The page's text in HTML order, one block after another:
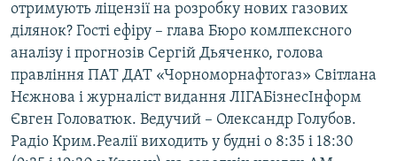
отримують ліцензії на розробку нових газових
ділянок? Гості ефіру – глава Бюро комлпексного
аналізу і прогнозів Сергій Дьяченко, голова
правління ПАТ ДАТ «Чорноморнафтогаз» Світлана
Нєжнова і журналіст видання ЛІГАБізнесІнформ
Євген Головатюк. Ведучий – Олександр Голубов.
Радіо Крим.Реалії виходить у будні о 8:35 і 18:30